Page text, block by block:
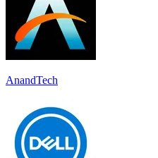
AnandTech